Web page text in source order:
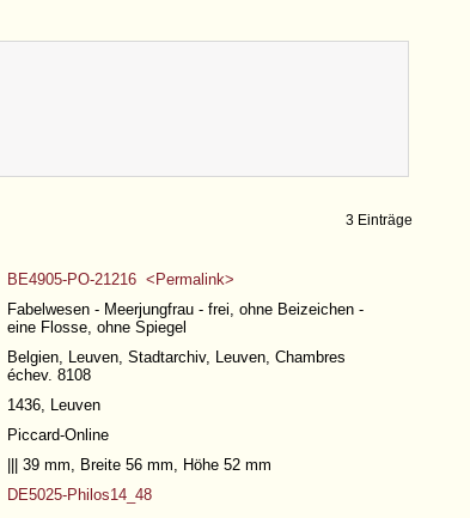
3 Einträge
BE4905-PO-21216 <Permalink>
Fabelwesen - Meerjungfrau - frei, ohne Beizeichen -
eine Flosse, ohne Spiegel
Belgien, Leuven, Stadtarchiv, Leuven, Chambres
échev. 8108
1436, Leuven
Piccard-Online
||| 39 mm, Breite 56 mm, Höhe 52 mm
DE5025-Philos14_48